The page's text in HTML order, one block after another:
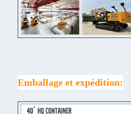
Emballage et expédition: